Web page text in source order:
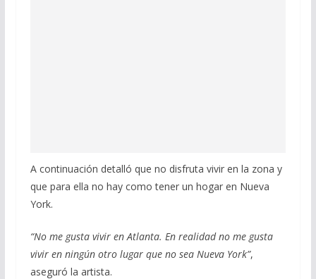
A continuación detalló que no disfruta vivir en la zona y
que para ella no hay como tener un hogar en Nueva
York.
“No me gusta vivir en Atlanta. En realidad no me gusta
vivir en ningún otro lugar que no sea Nueva York”,
aseguró la artista.